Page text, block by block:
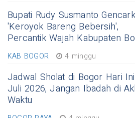
Bupati Rudy Susmanto
'Keroyok Bareng Bebersih',
Percantik Wajah Kabupaten
KAB BOGOR 4 minggu
Jadwal Sholat di Bogor Hari
Juli 2026, Jangan Ibadah di
Waktu